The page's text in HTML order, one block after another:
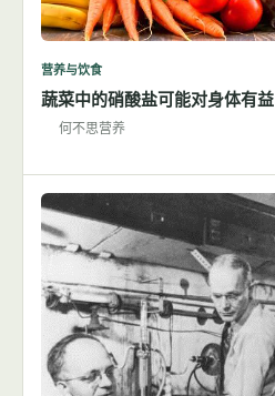
营养与饮食
蔬菜中的硝酸盐可能对身体有益
何不思营养